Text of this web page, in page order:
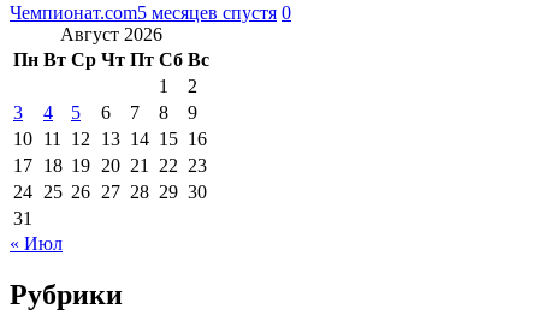
Чемпионат.com5 месяцев спустя 0
Август 2026
Пн Вт Ср Чт Пт Сб Вс
1
2
3
4 5 6 7 8
9
10 11 12 13 14 15 16
17 18 19 20 21 22 23
24 25 26 27 28 29 30
31
« Июл
Рубрики